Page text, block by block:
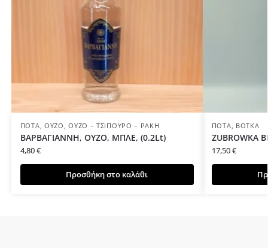
ΠΟΤΆ, ΟΎΖΟ ,ΟΎΖΟ – ΤΣΊΠΟΥΡΟ – ΡΑΚΉ
ΒΑΡΒΑΓΙΑΝΝΗ, ΟΥΖΟ, ΜΠΛΕ, (0.2Lt)
4,80€
Προσθήκη στο καλάθι
ΠΟΤΆ, ΒΌΤΚΑ
ZUBROWKA
17,50€